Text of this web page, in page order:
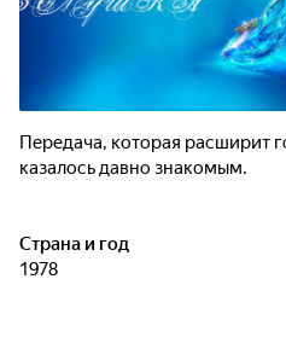
Передача, которая расширит
казалось давно знакомым.
Страна и год
1978